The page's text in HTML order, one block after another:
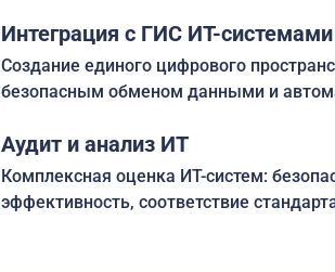
Интеграция с ГИС ИТ-системами
Создание единого цифрового
безопасным обменом данными и
Аудит и анализ ИТ
Комплексная оценка ИТ-систем:
эффективность, соответствие